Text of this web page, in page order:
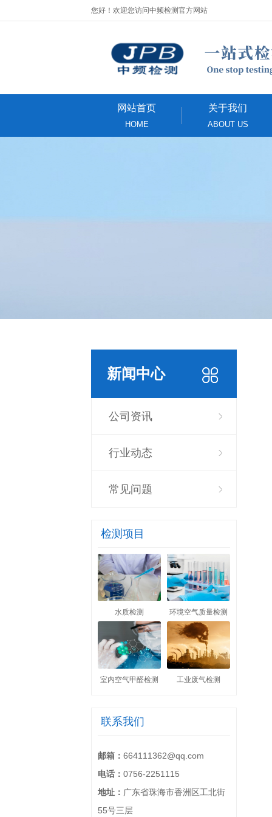
您好！欢迎您访问中频检测官方网站
网站首页
HOME
关于我们
ABOUT US
新闻中心
公司资讯
行业动态
常见问题
检测项目
水质检测 环境空气质量检测
室内空气甲醛检测 工业废气检测
联系我们
邮箱： 664111362@qq.com
电话： 0756-2251115
地址： 广东省珠海市香洲区工北街
55号三层